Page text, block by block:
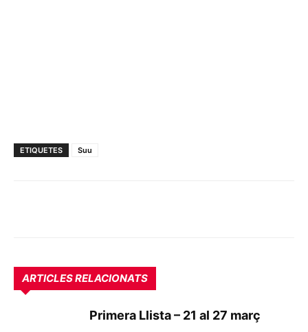
ETIQUETES Suu
ARTICLES RELACIONATS
Primera Llista – 21 al 27 març